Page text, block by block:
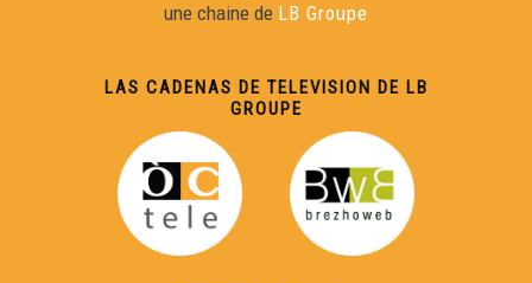
une chaine de LB Groupe
LAS CADENAS DE TELEVISION DE LB
GROUPE